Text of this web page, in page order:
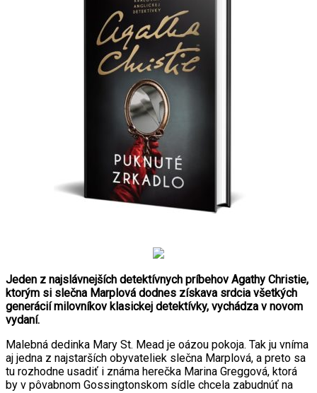
Jeden z najslávnejších detektívnych príbehov Agathy Christie,
ktorým si slečna Marplová dodnes získava srdcia všetkých
generácií milovníkov klasickej detektívky, vychádza v novom
vydaní.
Malebná dedinka Mary St. Mead je oázou pokoja. Tak ju vníma
aj jedna z najstarších obyvateliek slečna Marplová, a preto sa
tu rozhodne usadiť i známa herečka Marina Greggová, ktorá
by v pôvabnom Gossingtonskom sídle chcela zabudnúť na